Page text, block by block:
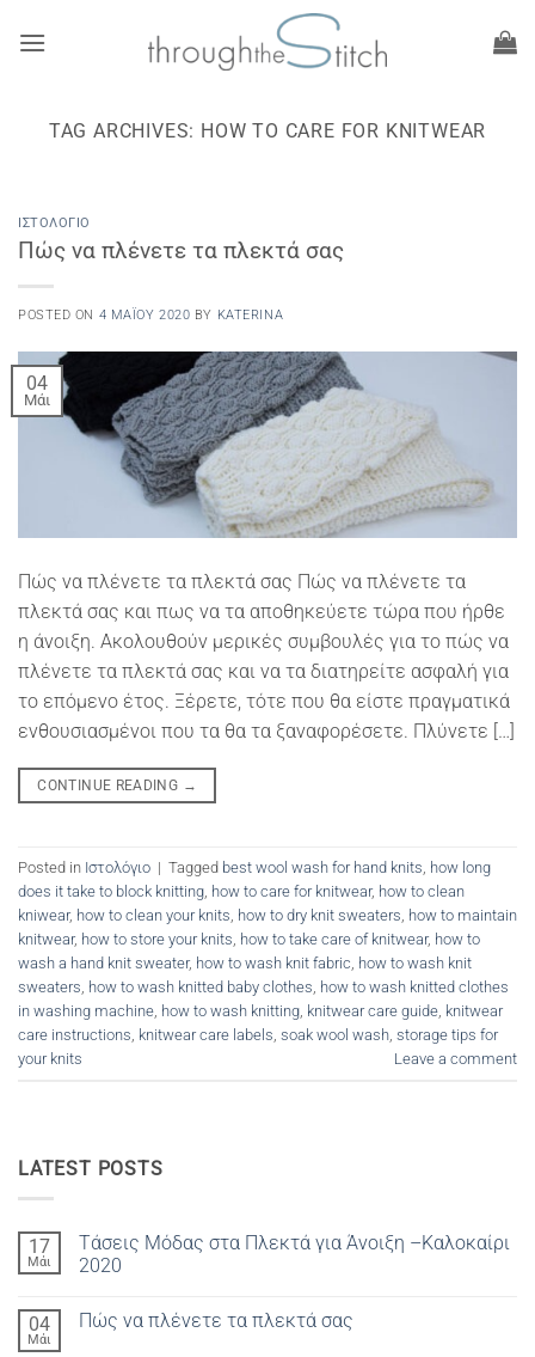
στο
TAG ARCHIVES: HOW TO CARE FOR KNITWEAR
ΙΣΤΟΛΌΓΙΟ
Πώς να πλένετε τα πλεκτά σας
POSTED ON 4 ΜΑΪ́ΟΥ 2020 BY KATERINA
04
Μάι
Πώς να πλένετε τα πλεκτά σας Πώς να πλένετε τα
πλεκτά σας και πως να τα αποθηκεύετε τώρα που ήρθε
η άνοιξη. Ακολουθούν μερικές συμβουλές για το πώς να
πλένετε τα πλεκτά σας και να τα διατηρείτε ασφαλή για
το επόμενο έτος. Ξέρετε, τότε που θα είστε πραγματικά
ενθουσιασμένοι που τα θα τα ξαναφορέσετε. Πλύνετε […]
CONTINUE READING →
Posted in Ιστολόγιο | Tagged best wool wash for hand knits how long
does it take to block knitting how to care for knitwear, how to clean
kniwear, how to clean your knits how to dry knit sweaters how to maintain
knitwear, how to store your knits how to take care of knitwear, how to
wash a hand knit sweater, how to wash knit fabric how to wash knit
sweaters how to wash knitted baby clothes how to wash knitted clothes
in washing machine how to wash knitting knitwear care guide knitwear
care instructions knitwear care labels soak wool wash storage tips for
your knits
Leave a comment
LATEST POSTS
17
Μάι
Τάσεις Μόδας στα Πλεκτά για Άνοιξη –Καλοκαίρι
2020
σχόλια
04
Μάι
Πώς να πλένετε τα πλεκτά σας